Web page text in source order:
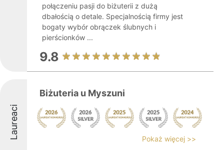
połączeniu pasji do biżuterii z dużą
dbałością o detale. Specjalnością firmy jest
bogaty wybór obrączek ślubnych i
pierścionków ...
9.8
Laureaci
Biżuteria u Myszuni
Pokaż więcej >>